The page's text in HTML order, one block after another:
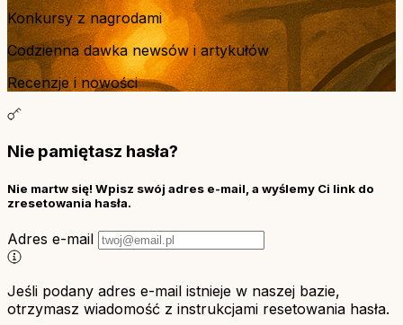
Konkursy z nagrodami
Codzienna dawka newsów i artykułów
Recenzje i nowości
Nie pamiętasz hasła?
Nie martw się! Wpisz swój adres e-mail, a wyślemy Ci link do
zresetowania hasła.
Adres e-mail
Jeśli podany adres e-mail istnieje w naszej bazie,
otrzymasz wiadomość z instrukcjami resetowania hasła.